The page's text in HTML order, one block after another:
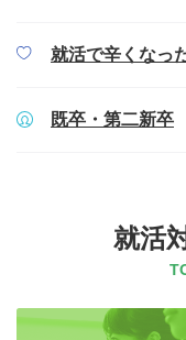
就活で辛くなっ
既卒・第二新卒
就活